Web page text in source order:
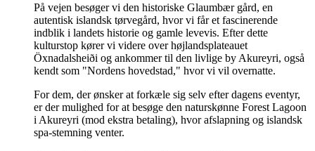
På vejen besøger vi den historiske Glaumbær gård, en
autentisk islandsk tørvegård, hvor vi får et fascinerende
indblik i landets historie og gamle levevis. Efter dette
kulturstop kører vi videre over højlandsplateauet
Öxnadalsheiði og ankommer til den livlige by Akureyri, også
kendt som "Nordens hovedstad," hvor vi vil overnatte.
For dem, der ønsker at forkæle sig selv efter dagens eventyr,
er der mulighed for at besøge den naturskønne Forest Lagoon
i Akureyri (mod ekstra betaling), hvor afslapning og islandsk
spa-stemning venter.